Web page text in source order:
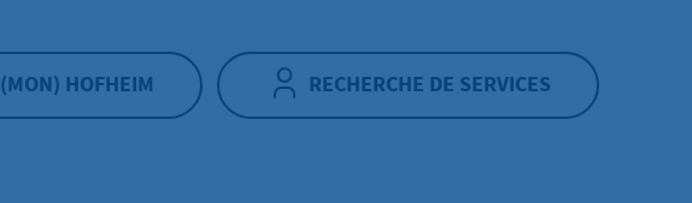
(MON) HOFHEIM RECHERCHE DE SERVICES